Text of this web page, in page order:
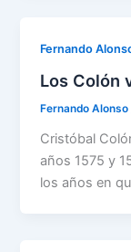
Fernando
Los Colón
Fernando Alonso
Cristóbal
años 1575 y
los años en